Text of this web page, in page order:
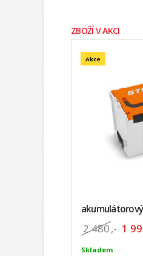
ZBOŽÍ V AKCI
Akce
2 480,- 1
Skladem